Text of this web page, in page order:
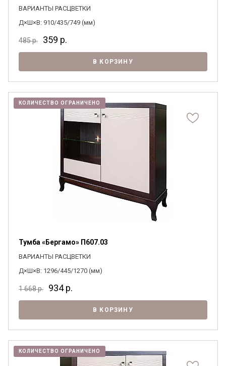
в отношении
ВАРИАНТЫ РАСЦВЕТКИ
Д×Ш×В: 910/435/749 (мм)
485р. 359 р.
В КОРЗИНУ
КОЛИЧЕСТВО ОГРАНИЧЕНО
Тумба «Бергамо» П607.03
ВАРИАНТЫ РАСЦВЕТКИ
Д×Ш×В: 1296/445/1270 (мм)
1 668р. 934р.
В КОРЗИНУ
КОЛИЧЕСТВО ОГРАНИЧЕНО